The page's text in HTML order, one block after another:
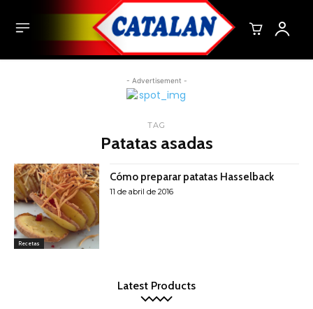
- Advertisement -
TAG
Patatas asadas
Recetas
Cómo preparar patatas Hasselback
11 de abril de 2016
Latest Products